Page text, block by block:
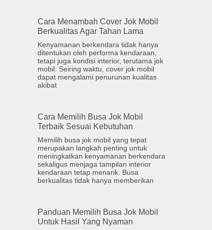
Cara Menambah Cover Jok Mobil
Berkualitas Agar Tahan Lama
Kenyamanan berkendara tidak hanya
ditentukan oleh performa kendaraan,
tetapi juga kondisi interior, terutama jok
mobil. Seiring waktu, cover jok mobil
dapat mengalami penurunan kualitas
akibat
Cara Memilih Busa Jok Mobil
Terbaik Sesuai Kebutuhan
Memilih busa jok mobil yang tepat
merupakan langkah penting untuk
meningkatkan kenyamanan berkendara
sekaligus menjaga tampilan interior
kendaraan tetap menarik. Busa
berkualitas tidak hanya memberikan
Panduan Memilih Busa Jok Mobil
Untuk Hasil Yang Nyaman